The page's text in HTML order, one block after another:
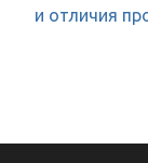
и отличия